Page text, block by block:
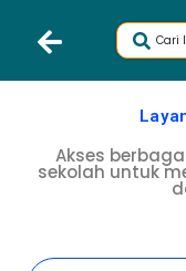
Akses
sekolah untuk